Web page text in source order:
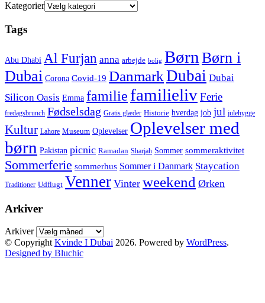
Kategorier
Tags
Abu Dhabi Al Furjan anna arbejde bolig Børn Børn i
Dubai Corona Covid-19 DanmarkDubai Dubai
Silicon Oasis Emma familie familielivFerie
fredagsbrunch Fødselsdag Gratis glæder Historie hverdag job jul julehygge
Kultur Lahore Museum Oplevelser Oplevelser med
børn Pakistan picnic Ramadan Sharjah Sommer sommeraktivitet
Sommerferie sommerhus Sommer i Danmark Staycation
Traditioner Udflugt Venner Vinter weekend Ørken
Arkiver
Arkiver
© Copyright Kvinde I Dubai 2026. Powered by WordPress.
Designed by Bluchic